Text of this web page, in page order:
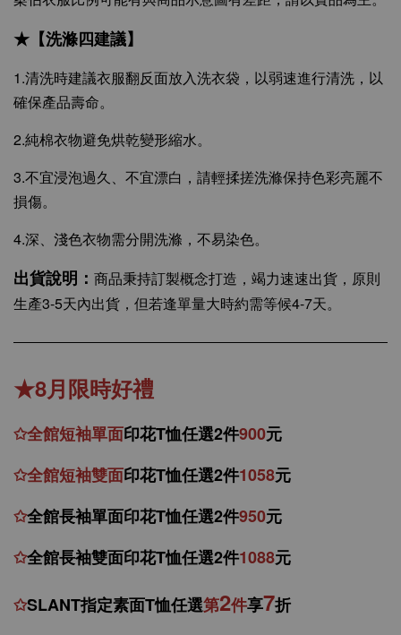
★【洗滌四建議】
1.清洗時建議衣服翻反面放入洗衣袋，以弱速進行清洗，以
確保產品壽命。
2.純棉衣物避免烘乾變形縮水。
3.不宜浸泡過久、不宜漂白，請輕揉搓洗滌保持色彩亮麗不
損傷。
4.深、淺色衣物需分開洗滌，不易染色。
出貨說明： 商品秉持訂製概念打造，竭力速速出貨，原則
生產3-5天內出貨，但若逢單量大時約需等候4-7天。
★8月限時好禮
✩全館短袖單面印花T恤任選2件900元
✩全館短袖雙面印花T恤任選2件1058元
✩全館長袖單面印花T恤任選2件950元
✩全館長袖雙面印花T恤任選2件1088元
✩SLANT指定素面T恤任選第2件享7折